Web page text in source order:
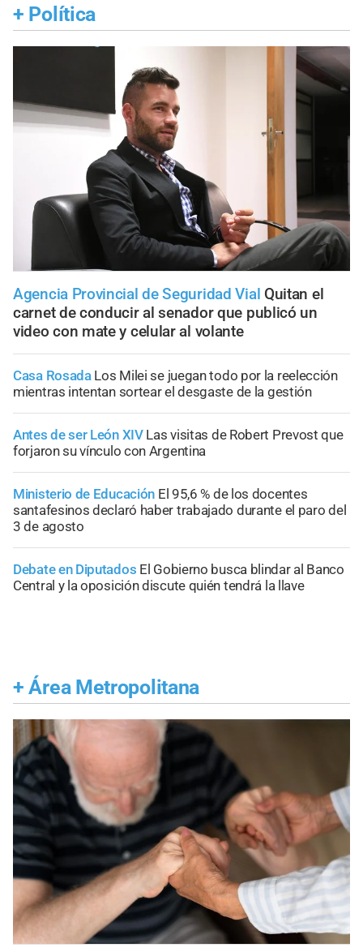
+ Política
Agencia Provincial de Seguridad Vial Quitan el
carnet de conducir al senador que publicó un
video con mate y celular al volante
Casa Rosada Los Milei se juegan todo por la reelección
mientras intentan sortear el desgaste de la gestión
Antes de ser León XIV Las visitas de Robert Prevost que
forjaron su vínculo con Argentina
Ministerio de Educación El 95,6 % de los docentes
santafesinos declaró haber trabajado durante el paro del
3 de agosto
Debate en Diputados El Gobierno busca blindar al Banco
Central y la oposición discute quién tendrá la llave
+ Área Metropolitana